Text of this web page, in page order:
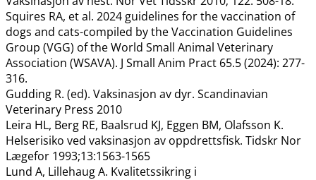
Squires RA, et al. 2024 guidelines for the vaccination of
dogs and cats-compiled by the Vaccination Guidelines
Group (VGG) of the World Small Animal Veterinary
Association (WSAVA). J Small Anim Pract 65.5 (2024): 277-
316.
Gudding R. (ed). Vaksinasjon av dyr. Scandinavian
Veterinary Press 2010
Leira HL, Berg RE, Baalsrud KJ, Eggen BM, Olafsson K.
Helserisiko ved vaksinasjon av oppdrettsfisk. Tidskr Nor
Lægefor 1993;13:1563-1565
Lund A, Lillehaug A. Kvalitetssikring i